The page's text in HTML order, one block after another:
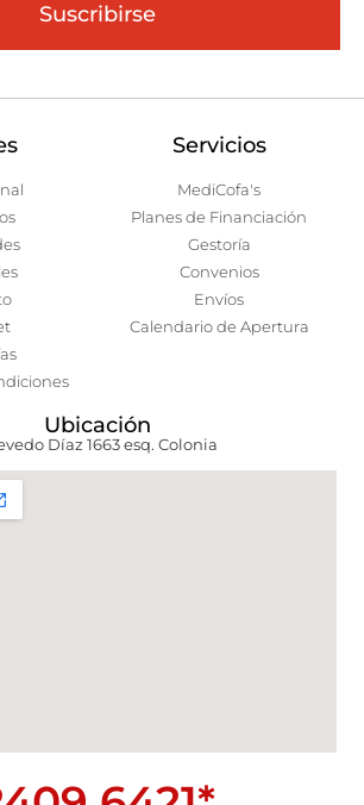
Suscribirse
Servicios
MediCofa's
Planes de Financiación
Gestoría
Convenios
Envíos
Calendario de Apertura
Ubicación
Díaz 1663 esq. Colonia